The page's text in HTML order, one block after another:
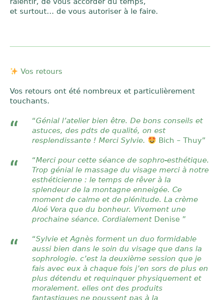
et surtout… de vous autoriser à le faire.
Vos retours
Vos retours ont été nombreux et particulièrement
touchants.
“Génial l’atelier bien être. De bons conseils et
astuces, des pdts de qualité, on est
resplendissante ! Merci Sylvie.
Bich – Thuy”
“Merci pour cette séance de sophro-esthétique.
Trop génial le massage du visage merci à notre
esthéticienne : le temps de rêver à la
splendeur de la montagne enneigée. Ce
moment de calme et de plénitude. La crème
Aloé Vera que du bonheur. Vivement une
prochaine séance. CordialementDenise ”
“Sylvie et Agnès forment un duo formidable
aussi bien dans le soin du visage que dans la
sophrologie. c’est la deuxième session que je
fais avec eux à chaque fois j’en sors de plus en
plus détendu et requinquer physiquement et
moralement. elles ont des produits
fantastiques ne poussent pas à la